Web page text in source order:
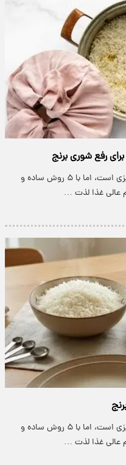
شوری برنج یکی از رایج ترین مشکلات آشپزی است، اما با ۵ روش ساده و
عالی غذا لذت …
شوری برنج یکی از رایج ترین مشکلات آشپزی است، اما با ۵ روش ساده و
عالی غذا لذت …